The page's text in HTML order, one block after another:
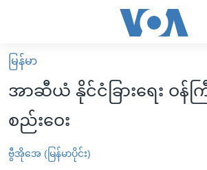
လွယ်ကူ
စေ
သည့်
Link
များ
မူလစာမျက်နှာ
မြန်မာ
ကမ္ဘာ့သတင်းများ
နိုင်ငံတကာ
ဗွီဒီယို
မြန်မာ
အာဆီယံ နိုင်ငံခြားရေး ဝန်ကြီ
စည်းဝေး
ဗွီအိုအေ (မြန်မာပိုင်း)